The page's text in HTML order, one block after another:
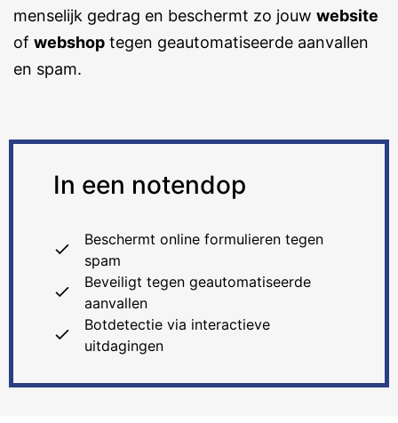
menselijk gedrag en beschermt zo jouw website
of webshop tegen geautomatiseerde aanvallen
en spam.
In een notendop
Beschermt online formulieren tegen
spam
Beveiligt tegen geautomatiseerde
aanvallen
Botdetectie via interactieve
uitdagingen